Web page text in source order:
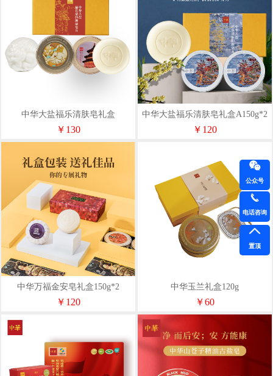
中华大盐福乐清肤皂礼盒
B150g+120g
￥130
中华大盐福乐清肤皂礼盒A150g*2
￥120
中华万福金安皂礼盒150g*2
￥120
中华玉兰礼盒120g
￥60
公众号
电话咨询
置顶